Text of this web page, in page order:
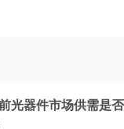
光器件市场供需是